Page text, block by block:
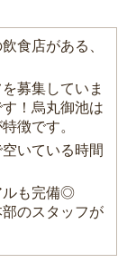
食店がある、
募集していま
！烏丸御池は
徴です。
いている時間
ルも完備◎
のスタッフが